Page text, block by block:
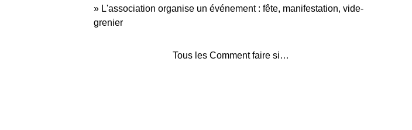
L'association organise un événement : fête, manifestation, vide-
grenier
Tous les Comment faire si…